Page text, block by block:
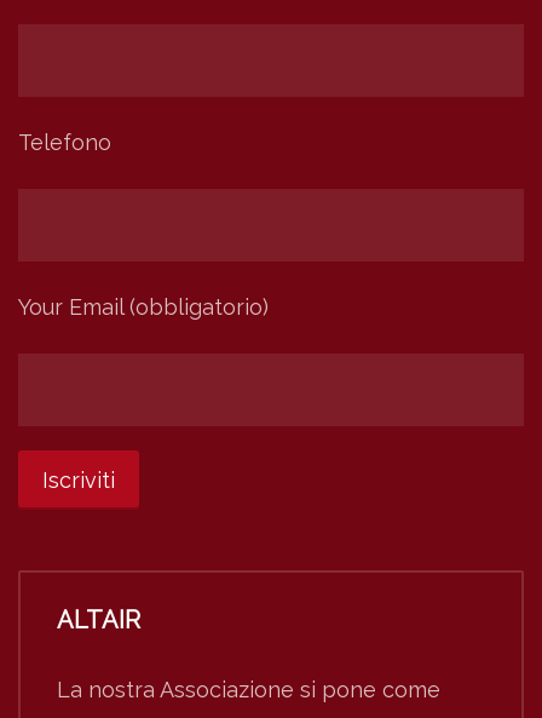
Telefono
Your Email (obbligatorio)
ALTAIR
La nostra Associazione si pone come